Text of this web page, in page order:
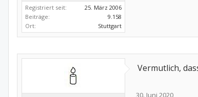
Registriert seit:
25. März 2006
Beiträge:
9.158
Ort:
Stuttgart
Vermutlich,
30. Juni 2020